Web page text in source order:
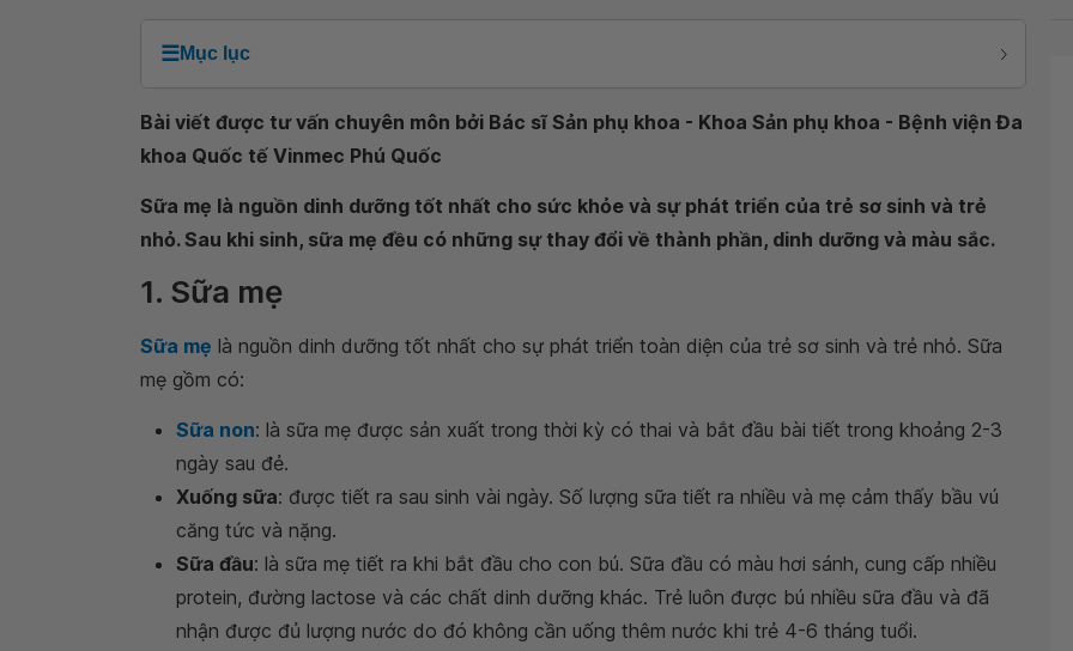
☰Mục lục
Bài viết được tư vấn chuyên môn bởi Bác sĩ Sản phụ khoa - Khoa Sản phụ khoa - Bệnh viện Đa
khoa Quốc tế Vinmec Phú Quốc
Sữa mẹ là nguồn dinh dưỡng tốt nhất cho sức khỏe và sự phát triển của trẻ sơ sinh và trẻ
nhỏ. Sau khi sinh, sữa mẹ đều có những sự thay đổi về thành phần, dinh dưỡng và màu sắc.
1. Sữa mẹ
Sữa mẹ là nguồn dinh dưỡng tốt nhất cho sự phát triển toàn diện của trẻ sơ sinh và trẻ nhỏ. Sữa
mẹ gồm có:
Sữa non: là sữa mẹ được sản xuất trong thời kỳ có thai và bắt đầu bài tiết trong khoảng 2-3
ngày sau đẻ.
Xuống sữa: được tiết ra sau sinh vài ngày. Số lượng sữa tiết ra nhiều và mẹ cảm thấy bầu vú
căng tức và nặng.
Sữa đầu: là sữa mẹ tiết ra khi bắt đầu cho con bú. Sữa đầu có màu hơi sánh, cung cấp nhiều
protein, đường lactose và các chất dinh dưỡng khác. Trẻ luôn được bú nhiều sữa đầu và đã
nhận được đủ lượng nước do đó không cần uống thêm nước khi trẻ 4-6 tháng tuổi.